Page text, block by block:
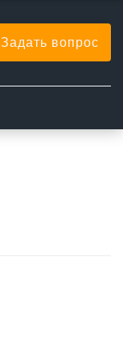
Задать вопрос